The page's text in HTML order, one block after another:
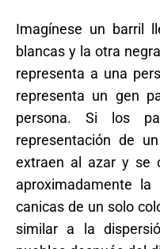
Imagínese un barril
blancas y la otra
representa a una
representa un gen
persona. Si los
representación de
extraen al azar y se
aproximadamente
canicas de un solo
similar a la